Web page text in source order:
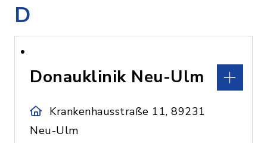
D
Donauklinik Neu-Ulm
Krankenhausstraße 11, 89231
Neu-Ulm